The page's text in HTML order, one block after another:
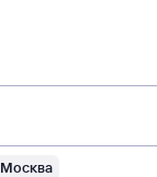
Москва